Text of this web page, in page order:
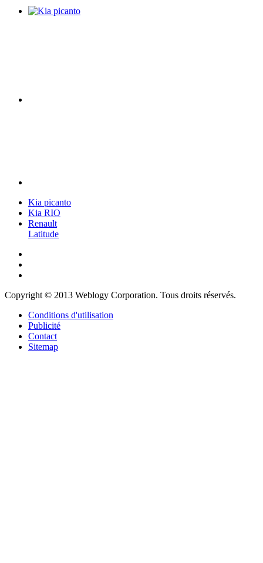
Kia picanto
Kia RIO
Renault
Latitude
Copyright © 2013 Weblogy Corporation. Tous droits réservés.
Conditions d'utilisation
Publicité
Contact
Sitemap